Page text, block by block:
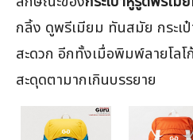
กลิ้ง ดูพรีเมียม ทันสมัย กระเ
สะดวก อีกทั้งเมื่อพิมพ์ลายโล
สะดุดตามากเกินบรรยาย